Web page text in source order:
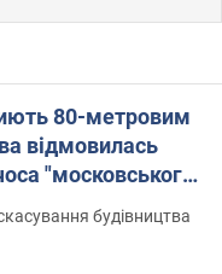
80-метровим
відмовилась
"московського
будівництва